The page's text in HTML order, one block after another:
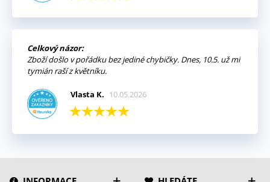
Celkový názor:
Zboží došlo v pořádku bez jediné chybičky. Dnes, 10.5. už mi
tymián raší z květníku.
Vlasta K. 10.05.2026